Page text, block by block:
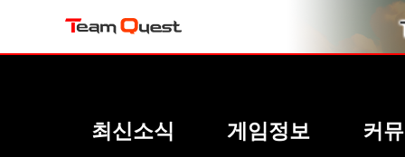
최신소식 게임정보 커